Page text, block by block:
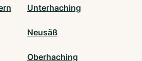
Unterhaching
Neusäß
Oberhaching